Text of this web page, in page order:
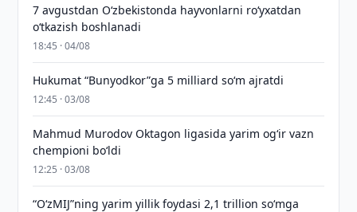
7 avgustdan O‘zbekistonda hayvonlarni ro‘yxatdan
o‘tkazish boshlanadi
18:45 · 04/08
Hukumat “Bunyodkor”ga 5 milliard so‘m ajratdi
12:45 · 03/08
Mahmud Murodov Oktagon ligasida yarim og‘ir vazn
chempioni bo‘ldi
12:25 · 03/08
“O‘zMIJ”ning yarim yillik foydasi 2,1 trillion so‘mga